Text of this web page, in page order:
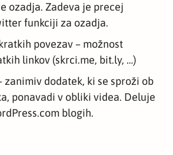
ozadja. Zadeva je precej
funkciji za ozadja.
povezav – možnost
linkov (skrci.me, bit.ly, …)
zanimiv dodatek, ki se sproži ob
ponavadi v obliki videa. Deluje
blogih.